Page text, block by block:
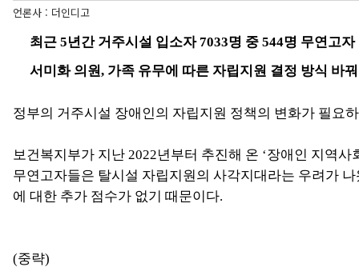
언론사 : 더인디고
최근 5년간 거주시설 입소자 7033명 중 544명 무연고자
서미화 의원, 가족 유무에 따른 자립지원 결정 방식 바
정부의 거주시설 장애인의 자립지원 정책의 변화가 필요
보건복지부가 지난 2022년부터 추진해 온 ‘장애인 지역
무연고자들은 탈시설 자립지원의 사각지대라는 우려가
에 대한 추가 점수가 없기 때문이다.
(중략)